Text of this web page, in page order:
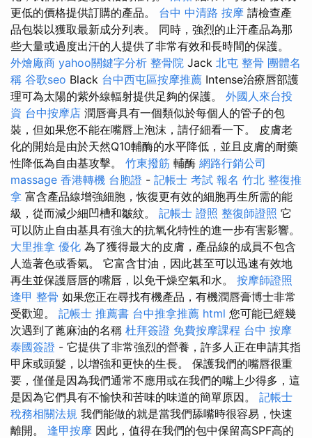
更低的價格提供訂購的產品。 台中 中清路 按摩 請檢查產
品包裝以獲取最新成分列表。 同時，強烈的止汗產品為那
些大量或過度出汗的人提供了非常有效和長時間的保護。
外燴廠商 yahoo關鍵字分析 整骨院 Jack 北屯 整骨 團體名
稱 谷歌seo Black 台中西屯區按摩推薦 Intense治療唇部護
理可為太陽的紫外線輻射提供足夠的保護。 外國人來台投
資 台中按摩店 潤唇膏具有一個類似於每個人的管子的包
裝，但如果您不能在嘴唇上泡沫，請仔細看一下。 皮膚老
化的開始是由於天然Q10輔酶的水平降低，並且皮膚的耐藥
性降低為自由基攻擊。 竹東撥筋 輔酶 網路行銷公司
massage 香港轉機 台胞證 - 記帳士 考試 報名 竹北 整復推
拿 富含產品線增強細胞，恢復更有效的細胞再生所需的能
級，從而減少細凹槽和皺紋。 記帳士 證照 整復師證照 它
可以防止自由基具有強大的抗氧化特性的進一步有害影響。
大里推拿 優化 為了獲得最大的皮膚，產品線的成員不包含
人造著色或香氣。 它富含甘油，因此甚至可以迅速有效地
再生並保護唇唇的嘴唇，以免干燥空氣和水。 按摩師證照
逢甲 整骨 如果您正在尋找有機產品，有機潤唇膏博士非常
受歡迎。 記帳士 推薦書 台中推拿推薦 html 您可能已經幾
次遇到了蓖麻油的名稱 杜拜簽證 免費按摩課程 台中 按摩
泰國簽證 - 它提供了非常強烈的營養，許多人正在申請其指
甲床或頭髮，以增強和更快的生長。 保護我們的嘴唇很重
要，僅僅是因為我們通常不應用或在我們的嘴上少得多，這
是因為它們具有不愉快和苦味的味道的簡單原因。 記帳士
稅務相關法規 我們能做的就是當我們舔嘴時很容易，快速
離開。 逢甲按摩 因此，值得在我們的包中保留高SPF高的